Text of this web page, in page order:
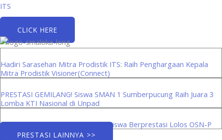
ITS
CLICK HERE
Hadiri Sarasehan Mitra Prodistik ITS: Raih Penghargaan Kepala
Mitra Prodistik Visioner(Connect)
PRESTASI GEMILANG! Siswa SMAN 1 Sumberpucung Raih Juara 3
Lomba KTI Nasional di Unpad
Menuju Panggung Provinsi: Tiga Siswa Berprestasi Lolos OSN-P
PRESTASI LAINNYA >>